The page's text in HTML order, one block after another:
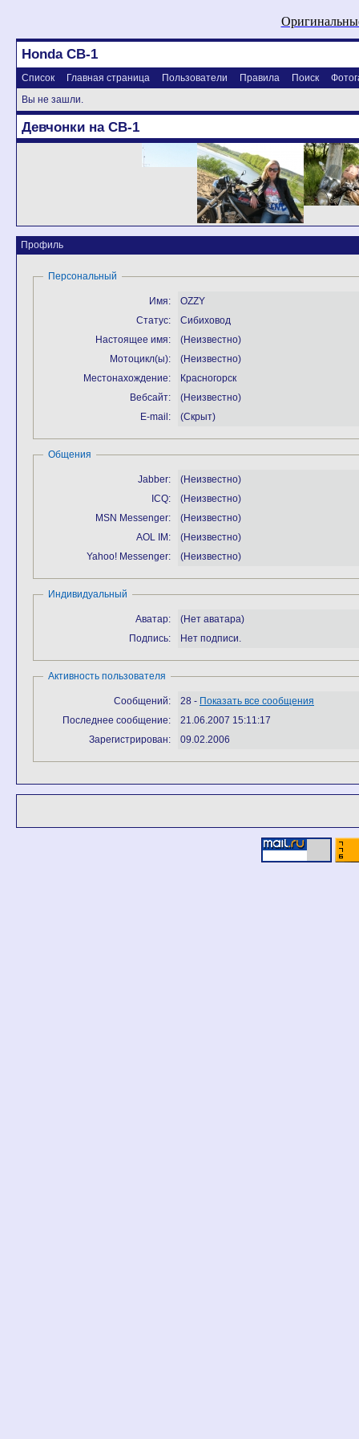
Honda CB-1
Список Главная страница Пользователи Правила Поиск
Вы не зашли.
Девчонки на CB-1
Профиль
Персональный
Имя:
OZZY
Статус:
Сибиховод
Настоящее имя:
(Неизвестно)
Мотоцикл(ы):
(Неизвестно)
Местонахождение:
Красногорск
Вебсайт:
(Неизвестно)
E-mail:
(Скрыт)
Общения
Jabber:
(Неизвестно)
ICQ:
(Неизвестно)
MSN Messenger:
(Неизвестно)
AOL IM:
(Неизвестно)
Yahoo! Messenger:
(Неизвестно)
Индивидуальный
Аватар:
(Нет аватара)
Подпись:
Нет подписи.
Активность пользователя
Сообщений: 28 - Показать все сообщения
Последнее сообщение:
21.06.2007 15:11:17
Зарегистрирован:
09.02.2006